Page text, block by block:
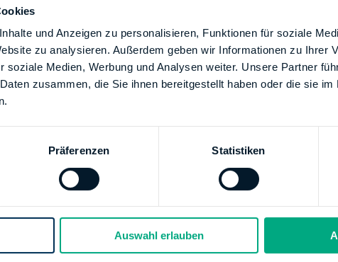
und Anzeigen zu personalisieren, Funktionen für soziale
zu analysieren. Außerdem geben wir Informationen zu Ihrer
soziale Medien, Werbung und Analysen weiter. Unsere Partner
zusammen, die Sie ihnen bereitgestellt haben oder die sie
Präferenzen Statistiken
Auswahl erlauben
Nummer oder Deine Steuer-Identifikationsnummer
Informationen über die Steuer-Identifikationsnummer